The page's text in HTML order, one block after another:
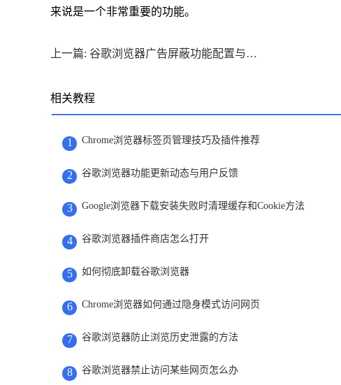
来说是一个非常重要的功能。
上一篇: 谷歌浏览器广告屏蔽功能配置与使用技巧
相关教程
1 Chrome浏览器标签页管理技巧及插件推荐
2 谷歌浏览器功能更新动态与用户反馈
3 Google浏览器下载安装失败时清理缓存和Cookie方法
4 谷歌浏览器插件商店怎么打开
5 如何彻底卸载谷歌浏览器
6 Chrome浏览器如何通过隐身模式访问网页
7 谷歌浏览器防止浏览历史泄露的方法
8 谷歌浏览器禁止访问某些网页怎么办